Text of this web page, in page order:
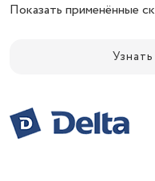
Показать применённые